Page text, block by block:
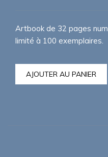
Artbook de 32 pages
limité à 100 exemplaires.
AJOUTER AU PANIER